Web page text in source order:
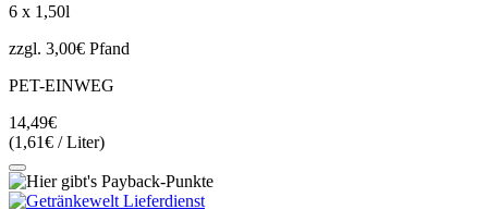
6 x 1,50l
zzgl. 3,00€ Pfand
PET-EINWEG
14,49€
(1,61€ / Liter)